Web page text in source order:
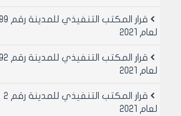
قرار المكتب
لعام 2021
قرار المكتب
لعام 2021
قرار المكتب التنفيذي للمدينة رقم 2
لعام 2021